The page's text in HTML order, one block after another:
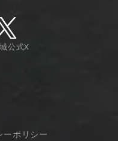
公式X
ーポリシー